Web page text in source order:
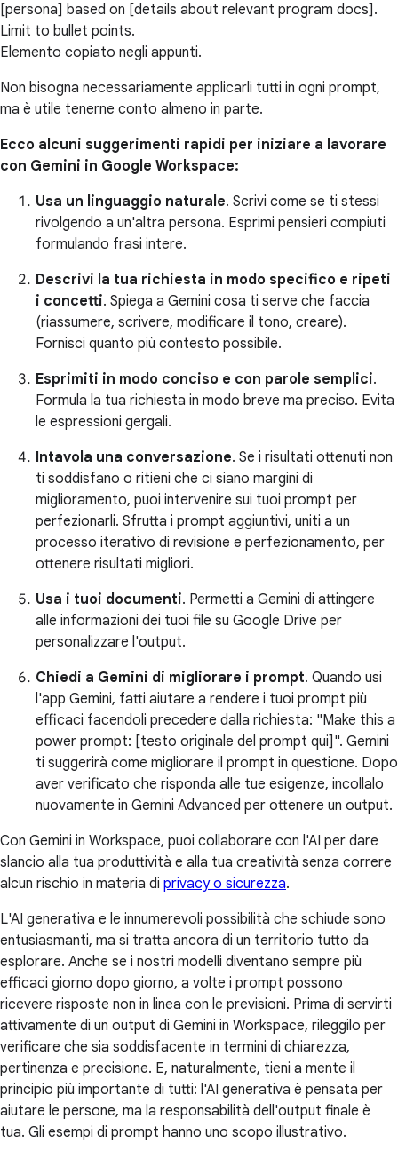
[persona] based on [details about relevant program docs].
Limit to bullet points.
Elemento copiato negli appunti.
Non bisogna necessariamente applicarli tutti in ogni prompt,
ma è utile tenerne conto almeno in parte.
Ecco alcuni suggerimenti rapidi per iniziare a lavorare
con Gemini in Google Workspace:
Usa un linguaggio naturale. Scrivi come se ti stessi
rivolgendo a un'altra persona. Esprimi pensieri compiuti
formulando frasi intere.
Descrivi la tua richiesta in modo specifico e ripeti
i concetti. Spiega a Gemini cosa ti serve che faccia
(riassumere, scrivere, modificare il tono, creare).
Fornisci quanto più contesto possibile.
Esprimiti in modo conciso e con parole semplici.
Formula la tua richiesta in modo breve ma preciso. Evita
le espressioni gergali.
Intavola una conversazione. Se i risultati ottenuti non
ti soddisfano o ritieni che ci siano margini di
miglioramento, puoi intervenire sui tuoi prompt per
perfezionarli. Sfrutta i prompt aggiuntivi, uniti a un
processo iterativo di revisione e perfezionamento, per
ottenere risultati migliori.
Usa i tuoi documenti. Permetti a Gemini di attingere
alle informazioni dei tuoi file su Google Drive per
personalizzare l'output.
Chiedi a Gemini di migliorare i prompt. Quando usi
l'app Gemini, fatti aiutare a rendere i tuoi prompt più
efficaci facendoli precedere dalla richiesta: "Make this a
power prompt: [testo originale del prompt qui]". Gemini
ti suggerirà come migliorare il prompt in questione. Dopo
aver verificato che risponda alle tue esigenze, incollalo
nuovamente in Gemini Advanced per ottenere un output.
Con Gemini in Workspace, puoi collaborare con l'AI per dare
slancio alla tua produttività e alla tua creatività senza correre
alcun rischio in materia di privacy o sicurezza.
L'AI generativa e le innumerevoli possibilità che schiude sono
entusiasmanti, ma si tratta ancora di un territorio tutto da
esplorare. Anche se i nostri modelli diventano sempre più
efficaci giorno dopo giorno, a volte i prompt possono
ricevere risposte non in linea con le previsioni. Prima di servirti
attivamente di un output di Gemini in Workspace, rileggilo per
verificare che sia soddisfacente in termini di chiarezza,
pertinenza e precisione. E, naturalmente, tieni a mente il
principio più importante di tutti: l'AI generativa è pensata per
aiutare le persone, ma la responsabilità dell'output finale è
tua. Gli esempi di prompt hanno uno scopo illustrativo.